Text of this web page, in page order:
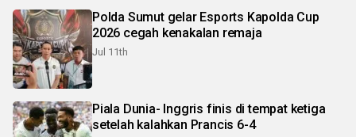
Polda Sumut gelar Esports Kapolda Cup
2026 cegah kenakalan remaja
Jul 11th
Piala Dunia- Inggris finis di tempat ketiga
setelah kalahkan Prancis 6-4